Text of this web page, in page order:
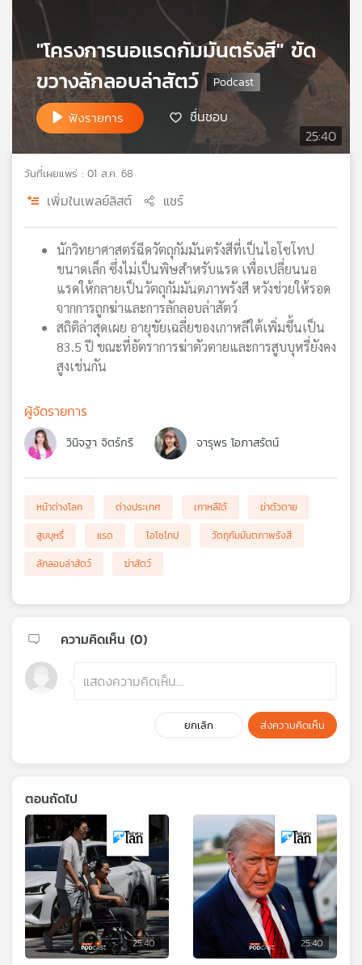
เครือ
ข่าย
วิทยุ
ไทย
เอส
25:40
"โครงการนอแรดกัมมันตรังสี" ขัด
ขวางลักลอบล่าสัตว์
ฟังรายการ ชื่นชอบ
วันที่เผยแพร่ : 01 ส.ค. 68
เพิ่มในเพลย์ลิสต์ แชร์
นักวิทยาศาสตร์ฉีดวัตถุกัมมันตรังสีที่เป็นไอโซโทป
ขนาดเล็ก ซึ่งไม่เป็นพิษสำหรับแรด เพื่อเปลี่ยนนอ
แรดให้กลายเป็นวัตถุกัมมันตภาพรังสี หวังช่วยให้รอด
จากการถูกฆ่าและการลักลอบล่าสัตว์
สถิติล่าสุดเผย อายุขัยเฉลี่ยของเกาหลีใต้เพิ่มขึ้นเป็น
83.5 ปี ขณะที่อัตราการฆ่าตัวตายและการสูบบุหรี่ยังคง
สูงเช่นกัน
ผู้จัดรายการ
วินิจฐา จิตร์กรี จารุพร โอภาสรัตน์
หน้าต่างโลก ต่างประเทศ เกาหลีใต้
ฆ่าตัวตาย
สูบบุหรี่
แรด ไอโซโทป
วัตถุกัมมันตภาพรังสี
ลักลอบล่าสัตว์
ฆ่าสัตว์
ความคิดเห็น (0)
ยกเลิก ส่งความคิดเห็น
ตอนถัดไป
25:40 25:40